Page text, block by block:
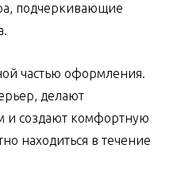
подчеркивающие
частью оформления.
делают
и создают комфортную
находиться в течение